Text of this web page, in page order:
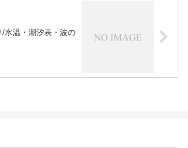
水温・潮汐表・波の